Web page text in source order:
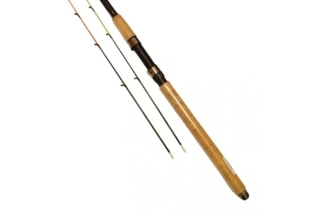
Товары для рыбалки